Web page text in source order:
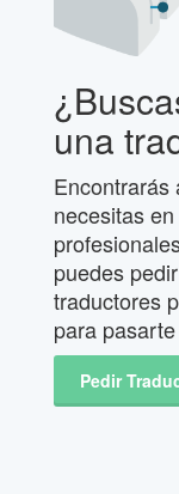
una
Encontrarás
necesitas
puedes
traductores
para
Pedir